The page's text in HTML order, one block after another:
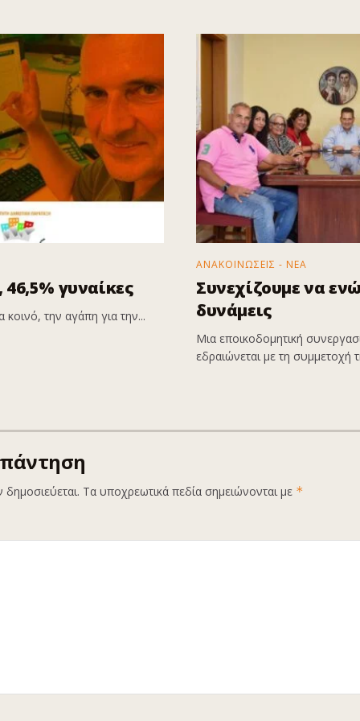
γυναίκες
την αγάπη για την...
ΑΝΑΚΟΙΝΩΣΕΙΣ - ΝΕΑ
Συνεχίζουμε να
δυνάμεις
Μια εποικοδομητική
εδραιώνεται με τη συμμετοχή
Τα υποχρεωτικά πεδία σημειώνονται με *